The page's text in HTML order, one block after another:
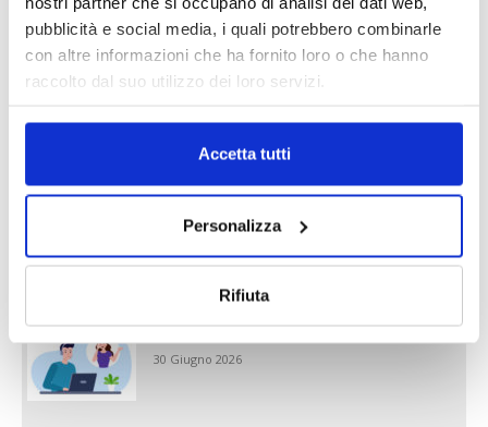
pubblicità e social media, i quali potrebbero combinarle
con altre informazioni che ha fornito loro o che hanno
raccolto dal suo utilizzo dei loro servizi.
Accetta tutti
Personalizza
Rifiuta
AGOSTO 2026
30 Giugno 2026